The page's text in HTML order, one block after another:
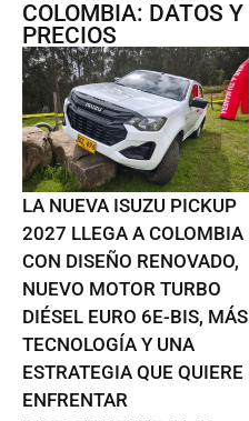
COLOMBIA: DATOS Y
PRECIOS
LA NUEVA ISUZU PICKUP
2027 LLEGA A COLOMBIA
CON DISEÑO RENOVADO,
NUEVO MOTOR TURBO
DIÉSEL EURO 6E-BIS, MÁS
TECNOLOGÍA Y UNA
ESTRATEGIA QUE QUIERE
ENFRENTAR